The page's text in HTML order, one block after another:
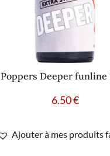
Poppers Deeper funline
6.50€
Ajouter à mes produits